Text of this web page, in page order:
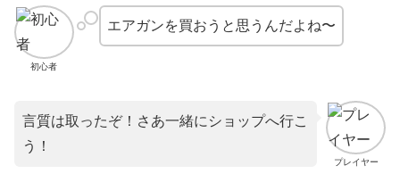
初心者
エアガンを買おうと思うんだよね〜
プレイヤー
言質は取ったぞ！さあ一緒にショップへ行こ
う！